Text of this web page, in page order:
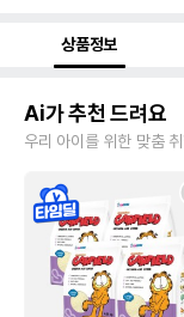
상품정보
Ai가 추천 드려요
우리 아이를 위한 맞춤